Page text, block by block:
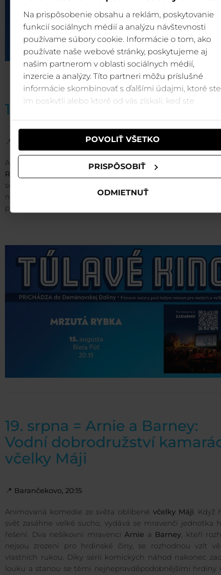
Na prispôsobenie obsahu a reklám, poskytovanie
funkcií sociálnych médií a analýzu návštevnosti
používame súbory cookie. Informácie o tom, ako
používate naše webové stránky, poskytujeme aj
našim partnerom v oblasti sociálnych médií,
inzercie a analýzy. Títo partneri môžu príslušné
informácie skombinovať s ďalšími údajmi, ktoré ste
im poskytli alebo ktoré od vás získali, keď ste
POVOLIŤ VŠETKO
PRISPÔSOBIŤ
ODMIETNUŤ
15. srpna = Mrzutá rybka
📍
Animovaná komedie pro celou rodinu. Hluboko v oceánu
Ryba
setkání s energickým dráčkem
nohama, vydává se na dobrodružnou cestu napříč
podmořským světem.
19. srpna = Arnie a Barney:
Vodní dobrodružství
včelky Máji
📍 Barančekovo, 20:15
Animovaná komedie ze světa oblíbené včelky Máji. Když
svět zasáhne velké sucho, vydává se mravenčí jednotka
řešení. Dva nešikovní mravenci Arnie a Barney, kteří
nejsou zrozeni pro hrdinské činy, se rozhodnou vzít
vlastních rukou. Díky sérii komických náhod nakonec
louku a stanou se těmi nejnepravděpodobnějšími hrdiny